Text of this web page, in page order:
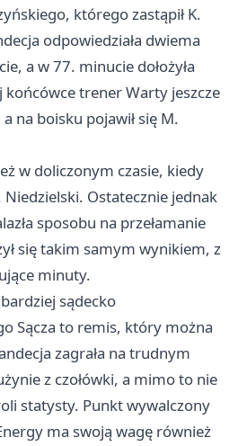
którego zastąpił K.
odpowiedziała dwiema
a w 77. minucie dołożyła
końcówce trener Warty jeszcze
a na boisku pojawił się M.
w doliczonym czasie, kiedy
Niedzielski. Ostatecznie jednak
sposobu na przełamanie
się takim samym wynikiem, z
minuty.
sądecko
Sącza to remis, który można
zagrała na trudnym
z czołówki, a mimo to nie
statysty. Punkt wywalczony
ma swoją wagę również